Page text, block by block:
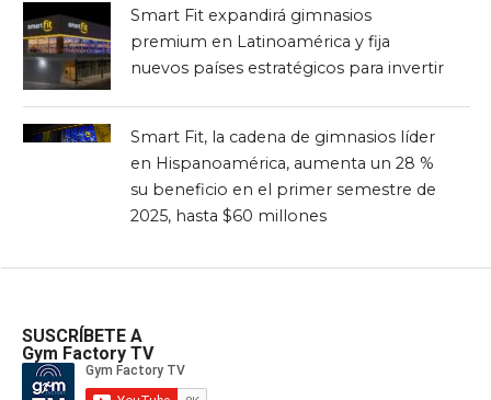
Smart Fit expandirá gimnasios
premium en Latinoamérica y fija
nuevos países estratégicos para invertir
Smart Fit, la cadena de gimnasios líder
en Hispanoamérica, aumenta un 28 %
su beneficio en el primer semestre de
2025, hasta $60 millones
SUSCRÍBETE A
Gym Factory TV